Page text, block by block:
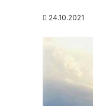
24.10.2021